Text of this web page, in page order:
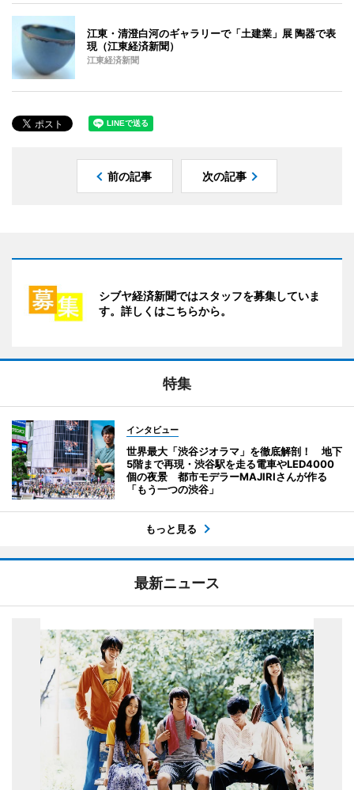
江東・清澄白河のギャラリーで「土建業」展 陶器で表
現（江東経済新聞）
江東経済新聞
前の記事 次の記事
シブヤ経済新聞ではスタッフを募集していま
す。詳しくはこちらから。
特集
インタビュー
世界最大「渋谷ジオラマ」を徹底解剖！ 地下
5階まで再現・渋谷駅を走る電車やLED4000
個の夜景 都市モデラーMAJIRIさんが作る
「もう一つの渋谷」
もっと見る
最新ニュース